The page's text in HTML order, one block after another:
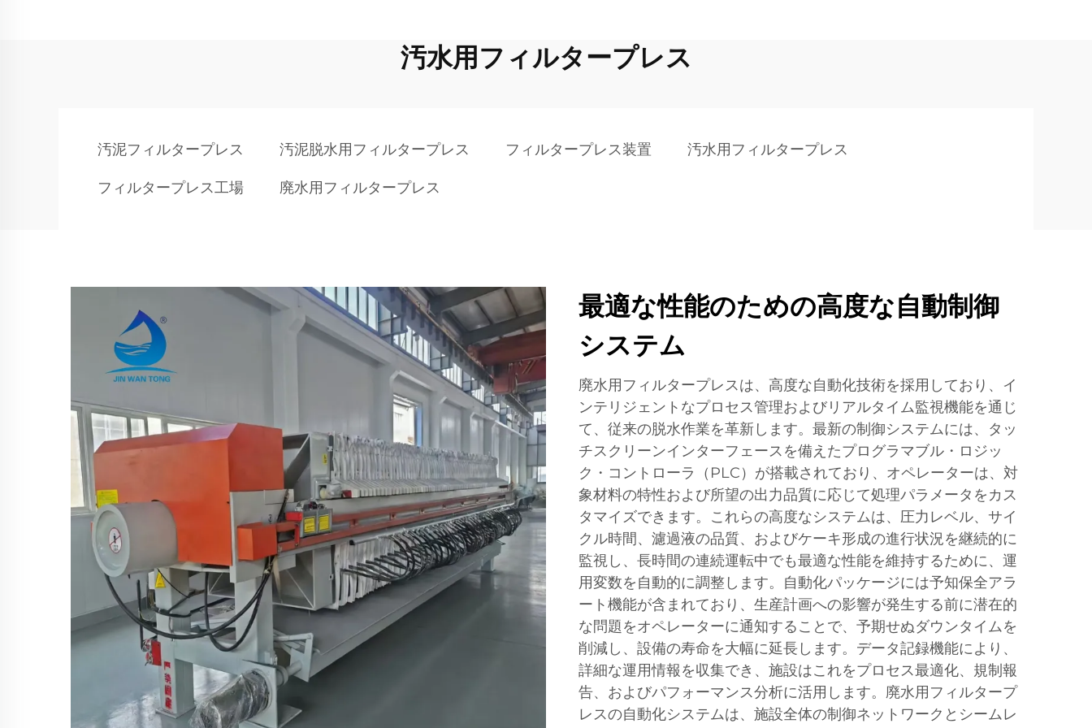
汚水用フィルタープレス
汚泥フィルタープレス 汚泥脱水用フィルタープレス フィルタープレス装置 汚水用フィルタープレス
フィルタープレス工場 廃水用フィルタープレス
最適な性能のための高度な自動制御
システム
廃水用フィルタープレスは、高度な自動化技術を採用しており、イ
ンテリジェントなプロセス管理およびリアルタイム監視機能を通じ
て、従来の脱水作業を革新します。最新の制御システムには、タッ
チスクリーンインターフェースを備えたプログラマブル・ロジッ
ク・コントローラ（PLC）が搭載されており、オペレーターは、対
象材料の特性および所望の出力品質に応じて処理パラメータをカス
タマイズできます。これらの高度なシステムは、圧力レベル、サイ
クル時間、濾過液の品質、およびケーキ形成の進行状況を継続的に
監視し、長時間の連続運転中でも最適な性能を維持するために、運
用変数を自動的に調整します。自動化パッケージには予知保全アラ
ート機能が含まれており、生産計画への影響が発生する前に潜在的
な問題をオペレーターに通知することで、予期せぬダウンタイムを
削減し、設備の寿命を大幅に延長します。データ記録機能により、
詳細な運用情報を収集でき、施設はこれをプロセス最適化、規制報
告、およびパフォーマンス分析に活用します。廃水用フィルタープ
レスの自動化システムは、施設全体の制御ネットワークとシームレ